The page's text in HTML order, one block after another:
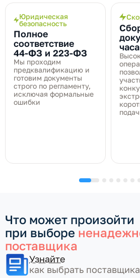
Юридическая
безопасность
Полное
соответствие
44‑ФЗ и 223‑ФЗ
Мы проходим
предквалификацию и
готовим документы
строго по регламенту,
исключая формальные
ошибки
часа
Что может произойти
при выборе
поставщика
Узнайте
как выбрать поставщика